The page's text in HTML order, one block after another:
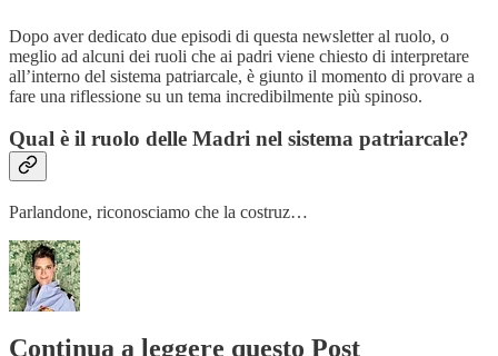
Dopo aver dedicato due episodi di questa newsletter al ruolo, o
meglio ad alcuni dei ruoli che ai padri viene chiesto di interpretare
all’interno del sistema patriarcale, è giunto il momento di provare a
fare una riflessione su un tema incredibilmente più spinoso.
Qual è il ruolo delle Madri nel sistema patriarcale?
Parlandone, riconosciamo che la costruz…
Continua a leggere questo Post